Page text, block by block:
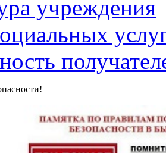
учреждения